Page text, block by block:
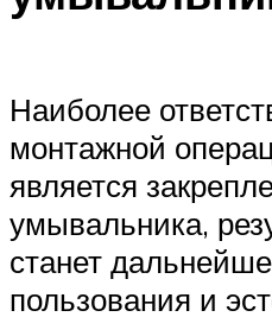
Наиболее
монтажной
является
умывальника,
станет
пользования и